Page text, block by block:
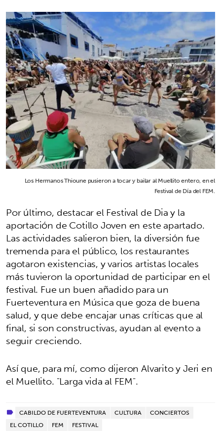
Los Hermanos Thioune pusieron a tocar y bailar al Muellito entero, en el
Festival de Día del FEM.
Por último, destacar el Festival de Dia y la
aportación de Cotillo Joven en este apartado.
Las actividades salieron bien, la diversión fue
tremenda para el público, los restaurantes
agotaron existencias, y varios artistas locales
más tuvieron la oportunidad de participar en el
festival. Fue un buen añadido para un
Fuerteventura en Música que goza de buena
salud, y que debe encajar unas críticas que al
final, si son constructivas, ayudan al evento a
seguir creciendo.
Así que, para mí, como dijeron Alvarito y Jeri en
el Muellito. "Larga vida al FEM".
CABILDO DE FUERTEVENTURA CULTURA
CONCIERTOS
EL COTILLO
FEM FESTIVAL